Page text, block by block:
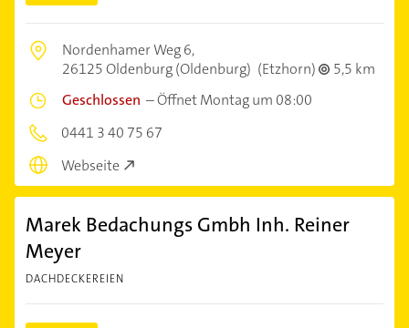
Nordenhamer Weg 6,
26125 Oldenburg (Oldenburg) (Etzhorn)
5,5 km
Geschlossen –Öffnet Montag um 08:00
0441 3 40 75 67
Webseite
Marek Bedachungs Gmbh Inh. Reiner
Meyer
DACHDECKEREIEN